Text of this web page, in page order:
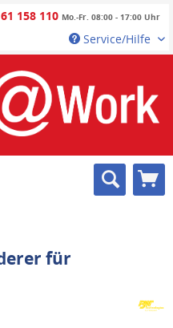
158 110 Mo.-Fr. 08:00 - 17:00 Uhr
Service/Hilfe
für